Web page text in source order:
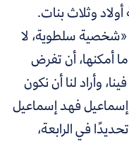
وثلاث بنات.
سلطوية، لا
أمكنها، أن تفرض
وأراد لنا أن نكون
فهد إسماعيل
في الرابعة،